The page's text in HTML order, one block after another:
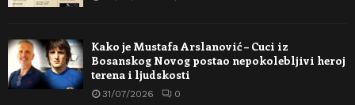
Kako je Mustafa Arslanović – Cuci iz
Bosanskog Novog postao nepokolebljivi heroj
terena i ljudskosti
31/07/2026 0